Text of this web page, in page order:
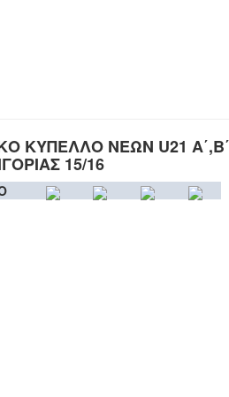
ΚΥΠΕΛΛΟ ΝΕΩΝ U21
15/16